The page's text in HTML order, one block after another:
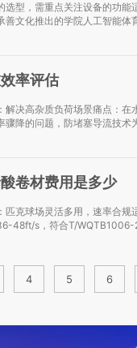
选型，需重点关注设备的功
善文化推出的学院人工智能
率评估
解决高杂质负荷场景痛点：
骤降的问题，防堵塞导流技
卷材费用是多少
匹克球场灵活多用，速率合
48ft/s，符合T/
4 5 6